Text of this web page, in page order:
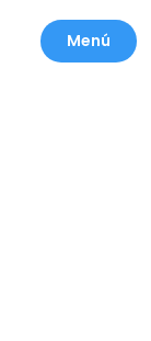
Menú